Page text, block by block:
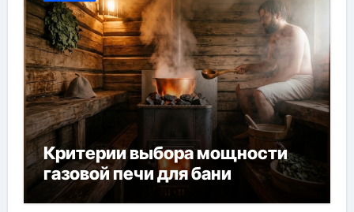
Критерии выбора мощности
газовой печи для бани